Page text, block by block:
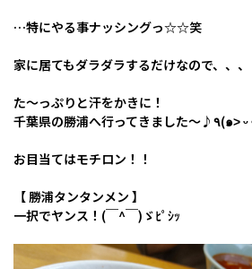
…特にやる事ナッシングっ☆☆笑
家に居てもダラダラするだけなので、、、
た～っぷりと汗をかきに！
お目当てはモチロン！！
【 勝浦タンタンメン 】
一択でヤンス！(￣^￣)ゞﾋﾟｼｯ